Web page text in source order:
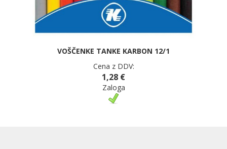
VOŠČENKE TANKE KARBON 12/1
Cena z DDV:
1,28 €
Zaloga